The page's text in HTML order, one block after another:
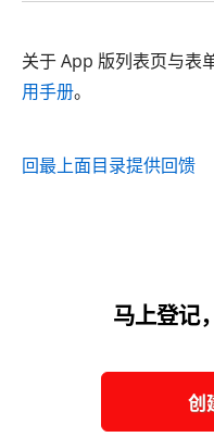
关于 App 版列表页与表
用手册。
回最上面目录提供回馈
马上登记
创